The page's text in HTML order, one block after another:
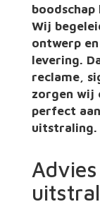
Wij
ontwerp
levering.
reclame,
zorgen wij
perfect
uitstraling.